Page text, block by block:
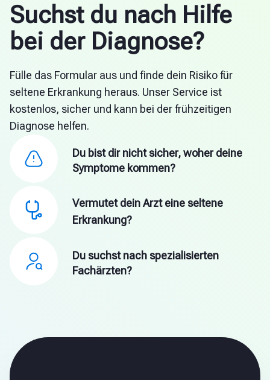
Suchst du nach Hilfe
bei der Diagnose?
Fülle das Formular aus und finde dein Risiko für
seltene Erkrankung heraus. Unser Service ist
kostenlos, sicher und kann bei der frühzeitigen
Diagnose helfen.
Du bist dir nicht sicher, woher deine
Symptome kommen?
Vermutet dein Arzt eine seltene
Erkrankung?
Du suchst nach spezialisierten
Fachärzten?